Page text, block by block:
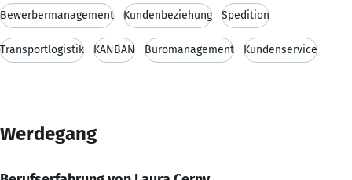
Bewerbermanagement Kundenbeziehung Spedition
Transportlogistik KANBAN Büromanagement Kundenservice
Werdegang